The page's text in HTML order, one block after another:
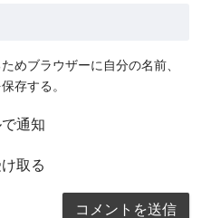
めブラウザーに自分の名前、
存する。
通知
取る